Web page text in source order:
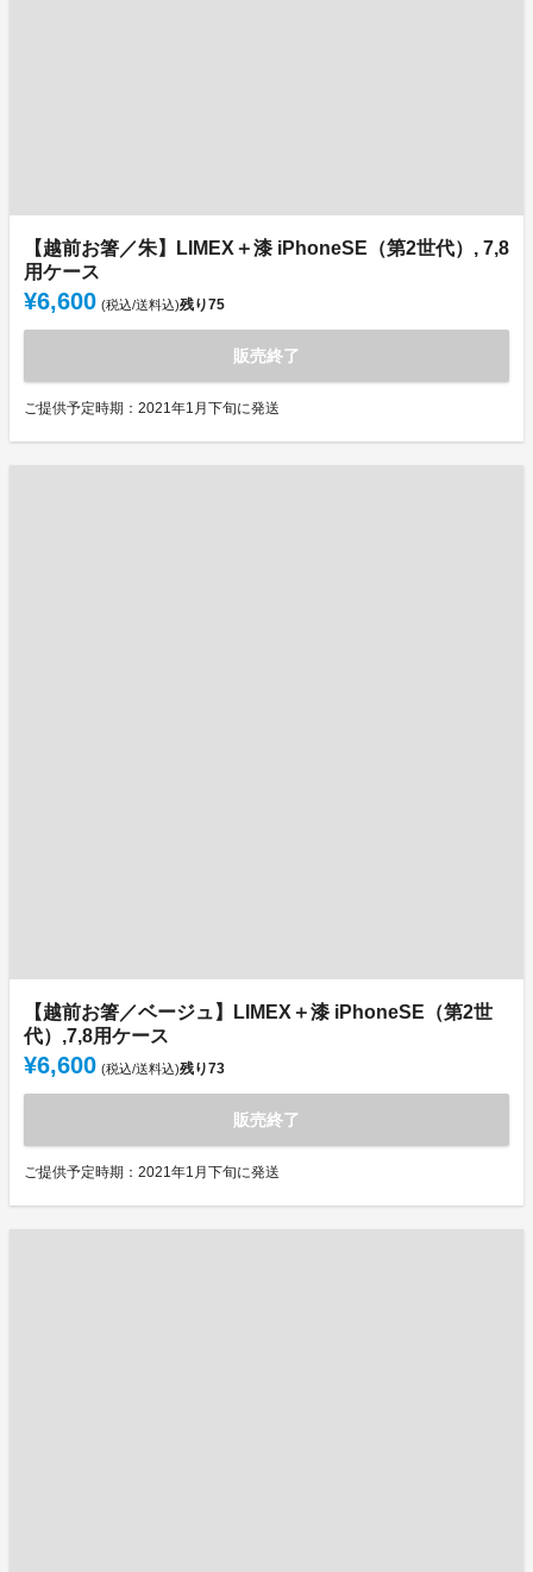
【越前お箸／朱】LIMEX＋漆 iPhoneSE（第2世代）, 7,8
用ケース
¥6,600 (税込/送料込)残り75
販売終了
ご提供予定時期：2021年1月下旬に発送
【越前お箸／ベージュ】LIMEX＋漆 iPhoneSE（第2世
代）,7,8用ケース
¥6,600 (税込/送料込)残り73
販売終了
ご提供予定時期：2021年1月下旬に発送